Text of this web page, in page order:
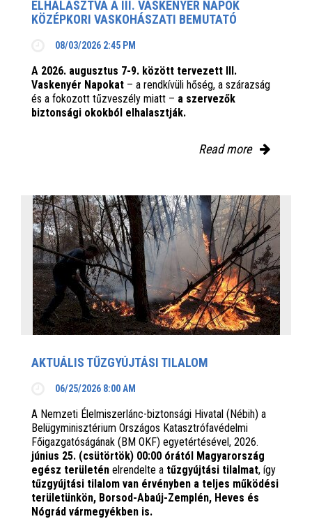
ELHALASZTVA A III. VASKENYÉR NAPOK
KÖZÉPKORI VASKOHÁSZATI BEMUTATÓ
08/03/2026 2:45 PM
A 2026. augusztus 7-9. között tervezett III.
Vaskenyér Napokat – a rendkívüli hőség, a szárazság
és a fokozott tűzveszély miatt – a szervezők
biztonsági okokból elhalasztják.
Read more
AKTUÁLIS TŰZGYÚJTÁSI TILALOM
06/25/2026 8:00 AM
A Nemzeti Élelmiszerlánc-biztonsági Hivatal (Nébih) a
Belügyminisztérium Országos Katasztrófavédelmi
Főigazgatóságának (BM OKF) egyetértésével, 2026.
június 25. (csütörtök) 00:00 órától Magyarország
egész területén elrendelte a tűzgyújtási tilalmat, így
tűzgyújtási tilalom van érvényben a teljes működési
területünkön, Borsod-Abaúj-Zemplén, Heves és
Nógrád vármegyékben is.